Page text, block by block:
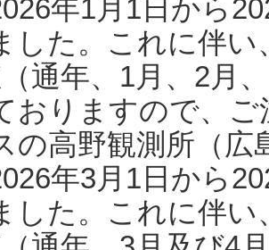
年1月1日から
した。これに伴い
通年、1月、2月
おりますので、
の高野観測所（
年3月1日から
した。これに伴い